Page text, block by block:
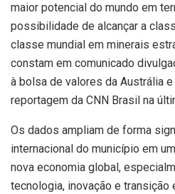
maior potencial do mundo em
possibilidade de alcançar a
classe mundial em minerais
constam em comunicado
à bolsa de valores da Austrália
reportagem da CNN Brasil na
Os dados ampliam de forma
internacional do município em
nova economia global,
tecnologia, inovação e transição